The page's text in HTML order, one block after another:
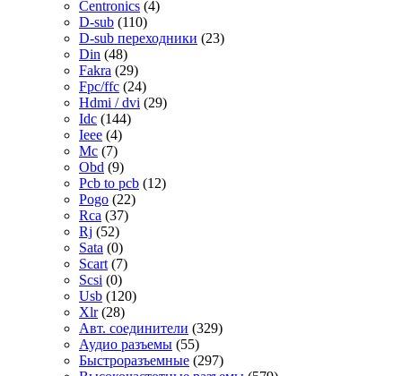
Centronics (4)
D-sub (110)
D-sub переходники (23)
Din (48)
Fakra (29)
Fpc/ffc (24)
Hdmi / dvi (29)
Idc (144)
Ieee (4)
Mc (7)
Obd (9)
Pcb to pcb (12)
Pogo (22)
Rca (37)
Rj (52)
Sata (0)
Scart (7)
Scsi (0)
Usb (120)
Xlr(28)
Авт. соединители (329)
Аудио разъемы (55)
Быстроразъемные (297)